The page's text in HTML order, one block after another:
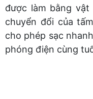
được làm bằng vật
chuyển đổi của
cho phép sạc
phóng điện cùng